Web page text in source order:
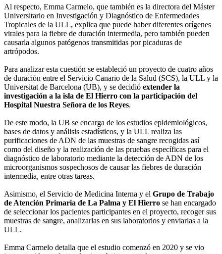
Al respecto, Emma Carmelo, que también es la directora del Máster
Universitario en Investigación y Diagnóstico de Enfermedades
Tropicales de la ULL, explica que puede haber diferentes orígenes
virales para la fiebre de duración intermedia, pero también pueden
causarla algunos patógenos transmitidas por picaduras de
artrópodos.
Para analizar esta cuestión se estableció un proyecto de cuatro años
de duración entre el Servicio Canario de la Salud (SCS), la ULL y la
Universitat de Barcelona (UB), y se decidió extender la
investigación a la isla de El Hierro con la participación del
Hospital Nuestra Señora de los Reyes.
De este modo, la UB se encarga de los estudios epidemiológicos,
bases de datos y análisis estadísticos, y la ULL realiza las
purificaciones de ADN de las muestras de sangre recogidas así
como del diseño y la realización de las pruebas específicas para el
diagnóstico de laboratorio mediante la detección de ADN de los
microorganismos sospechosos de causar las fiebres de duración
intermedia, entre otras tareas.
Asimismo, el Servicio de Medicina Interna y el Grupo de Trabajo
de Atención Primaria de La Palma y El Hierro se han encargado
de seleccionar los pacientes participantes en el proyecto, recoger sus
muestras de sangre, analizarlas en sus laboratorios y enviarlas a la
ULL.
Emma Carmelo detalla que el estudio comenzó en 2020 y se vio